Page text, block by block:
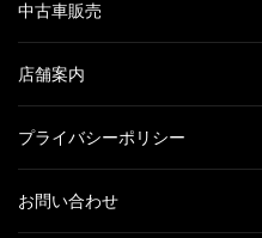
中古車販売
店舗案内
プライバシーポリシー
お問い合わせ